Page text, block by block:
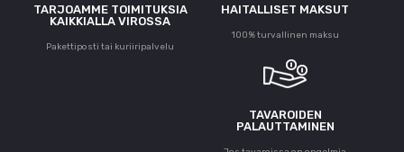
TARJOAMME TOIMITUKSIA
KAIKKIALLA VIROSSA
Pakettiposti tai kuriiripalvelu
HAITALLISET MAKSUT
100% turvallinen maksu
TAVAROIDEN
PALAUTTAMINEN